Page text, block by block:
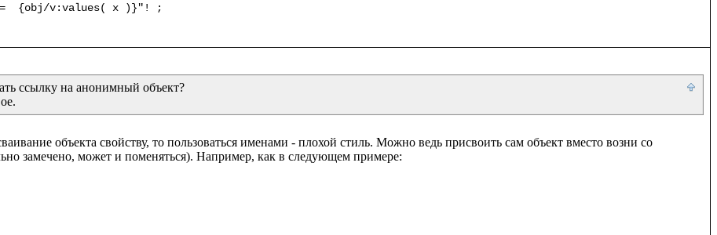
{obj/v:values( x )}"! ;
ссылку на анонимный объект?
объекта свойству, то пользоваться именами - плохой стиль. Можно ведь присвоить сам объект вместо возни со
замечено, может и поменяться). Например, как в следующем примере: